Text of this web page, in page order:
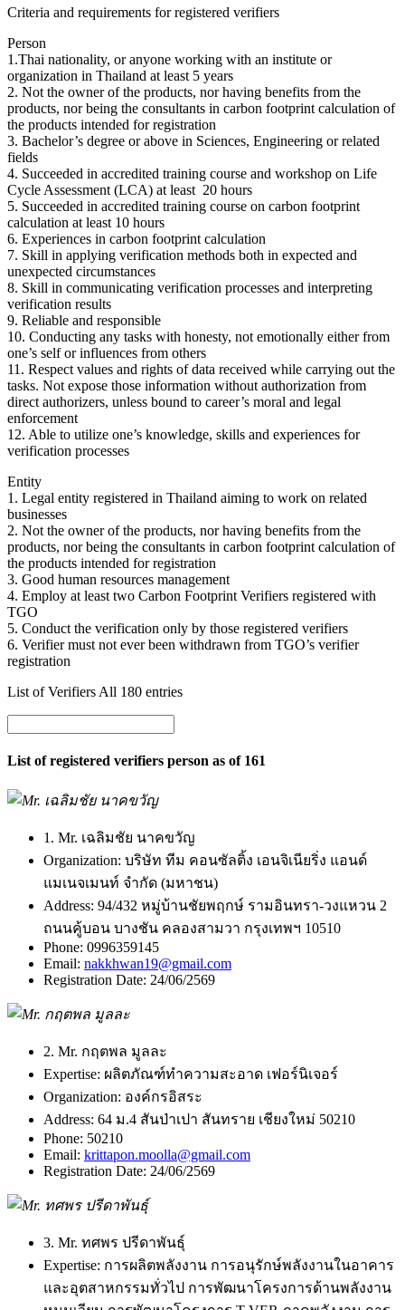
Criteria and requirements for registered verifiers
Person
1.Thai nationality, or anyone working with an institute or
organization in Thailand at least 5 years
2. Not the owner of the products, nor having benefits from the
products, nor being the consultants in carbon footprint calculation of
the products intended for registration
3. Bachelor’s degree or above in Sciences, Engineering or related
fields
4. Succeeded in accredited training course and workshop on Life
Cycle Assessment (LCA) at least 20 hours
5. Succeeded in accredited training course on carbon footprint
calculation at least 10 hours
6. Experiences in carbon footprint calculation
7. Skill in applying verification methods both in expected and
unexpected circumstances
8. Skill in communicating verification processes and interpreting
verification results
9. Reliable and responsible
10. Conducting any tasks with honesty, not emotionally either from
one’s self or influences from others
11. Respect values and rights of data received while carrying out the
tasks. Not expose those information without authorization from
direct authorizers, unless bound to career’s moral and legal
enforcement
12. Able to utilize one’s knowledge, skills and experiences for
verification processes
Entity
1. Legal entity registered in Thailand aiming to work on related
businesses
2. Not the owner of the products, nor having benefits from the
products, nor being the consultants in carbon footprint calculation of
the products intended for registration
3. Good human resources management
4. Employ at least two Carbon Footprint Verifiers registered with
TGO
5. Conduct the verification only by those registered verifiers
6. Verifier must not ever been withdrawn from TGO’s verifier
registration
List of Verifiers All 180 entries
List of registered verifiers person as of 161
1. Mr. เฉลิมชัย นาคขวัญ
Organization: บริษัท ทีม คอนซัลติ้ง เอนจิเนียริ่ง แอนด์
แมเนจเมนท์ จำกัด (มหาชน)
Address: 94/432 หมู่บ้านชัยพฤกษ์ รามอินทรา-วงแหวน 2
ถนนคู้บอน บางชัน คลองสามวา กรุงเทพฯ 10510
Phone: 0996359145
Email: nakkhwan19@gmail.com
Registration Date: 24/06/2569
2. Mr. กฤตพล มูลละ
Expertise: ผลิตภัณฑ์ทำความสะอาด เฟอร์นิเจอร์
Organization: องค์กรอิสระ
Address: 64 ม.4 สันป่าเปา สันทราย เชียงใหม่ 50210
Phone: 50210
Email: krittapon.moolla@gmail.com
Registration Date: 24/06/2569
3. Mr. ทศพร ปรีดาพันธุ์
Expertise: การผลิตพลังงาน การอนุรักษ์พลังงานในอาคาร
และอุตสาหกรรมทั่วไป การพัฒนาโครงการด้านพลังงาน